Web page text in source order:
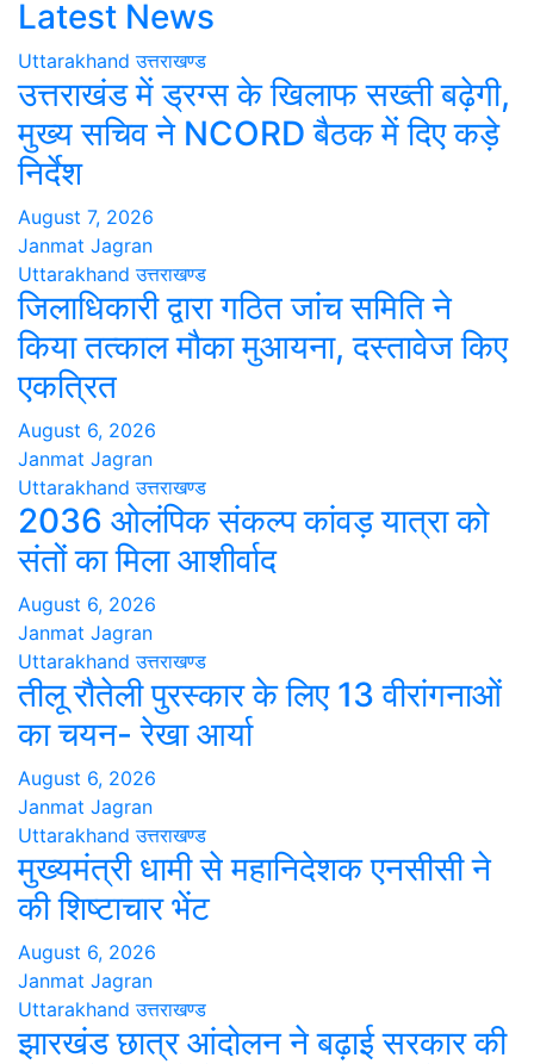
Latest News
Uttarakhand उत्तराखण्ड
उत्तराखंड में ड्रग्स के खिलाफ सख्ती बढ़ेगी,
मुख्य सचिव ने NCORD बैठक में दिए कड़े
निर्देश
August 7, 2026
Janmat Jagran
Uttarakhand उत्तराखण्ड
जिलाधिकारी द्वारा गठित जांच समिति ने
किया तत्काल मौका मुआयना, दस्तावेज किए
एकत्रित
August 6, 2026
Janmat Jagran
Uttarakhand उत्तराखण्ड
2036 ओलंपिक संकल्प कांवड़ यात्रा को
संतों का मिला आशीर्वाद
August 6, 2026
Janmat Jagran
Uttarakhand उत्तराखण्ड
तीलू रौतेली पुरस्कार के लिए 13 वीरांगनाओं
का चयन- रेखा आर्या
August 6, 2026
Janmat Jagran
Uttarakhand उत्तराखण्ड
मुख्यमंत्री धामी से महानिदेशक एनसीसी ने
की शिष्टाचार भेंट
August 6, 2026
Janmat Jagran
Uttarakhand उत्तराखण्ड
झारखंड छात्र आंदोलन ने बढ़ाई सरकार की